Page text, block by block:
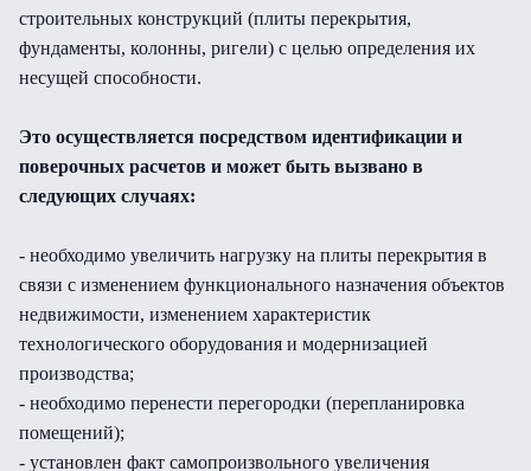
строительных конструкций (плиты перекрытия,
фундаменты, колонны, ригели) с целью определения их
несущей способности.
Это осуществляется посредством идентификации и
поверочных расчетов и может быть вызвано в
следующих случаях:
- необходимо увеличить нагрузку на плиты перекрытия в
связи с изменением функционального назначения объектов
недвижимости, изменением характеристик
технологического оборудования и модернизацией
производства;
- необходимо перенести перегородки (перепланировка
помещений);
- установлен факт самопроизвольного увеличения